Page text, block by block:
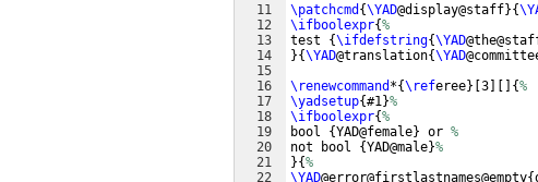
11
12
13
14
15
16
17
18
19
20
21
22
\patchcmd {\YAD@display@staff}{
\ifboolexpr{%
test {\ifdefstring{\YAD
}{\YAD@translation{\YAD
\renewcommand *{\referee} 3 {%
\yadsetup{#1}%
\ifboolexpr{%
bool {YAD@female} or %
not bool {YAD@male}%
}{%
\YAD@error@firstlastnames@empty{